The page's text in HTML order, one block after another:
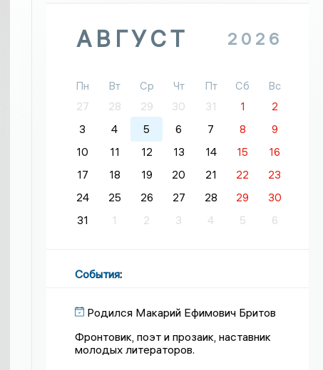
АВГУСТ 2026
Пн Вт Ср Чт Пт Сб
Вс
27
28 29 30 31 1
2
3
4 5 6 7 8
9
10
11 12 13 14 15
16
17
18 19 20 21 22
23
24
25 26 27 28 29
30
31
1 2 3 4 5 6
События:
Родился Макарий Ефимович Бритов
Фронтовик, поэт и прозаик, наставник
молодых литераторов.